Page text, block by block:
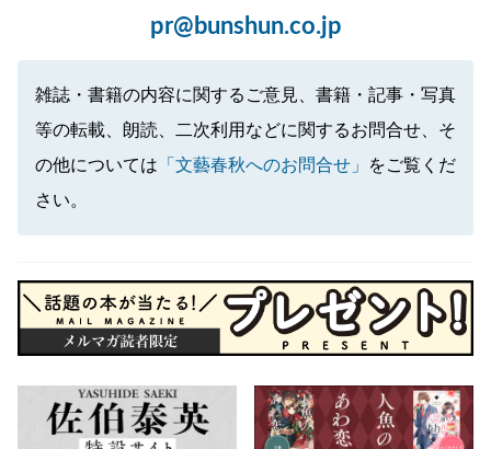
pr@bunshun.co.jp
雑誌・書籍の内容に関するご意見、書籍・記事・写真
等の転載、朗読、二次利用などに関するお問合せ、そ
の他については 「文藝春秋へのお問合せ」
をご覧くだ
さい。